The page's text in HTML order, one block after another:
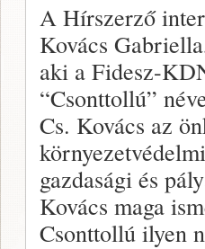
A Hírszerző
Kovács
aki a Fidesz-
“Csonttollú”
Cs. Kovács az
gazdasági és
Kovács maga
Csonttollú ilyen